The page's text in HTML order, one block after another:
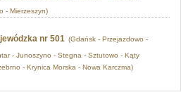
- Mierzeszyn)
nr 501 (Gdańsk - Przejazdowo -
- Junoszyno - Stegna - Sztutowo - Kąty
- Krynica Morska - Nowa Karczma)